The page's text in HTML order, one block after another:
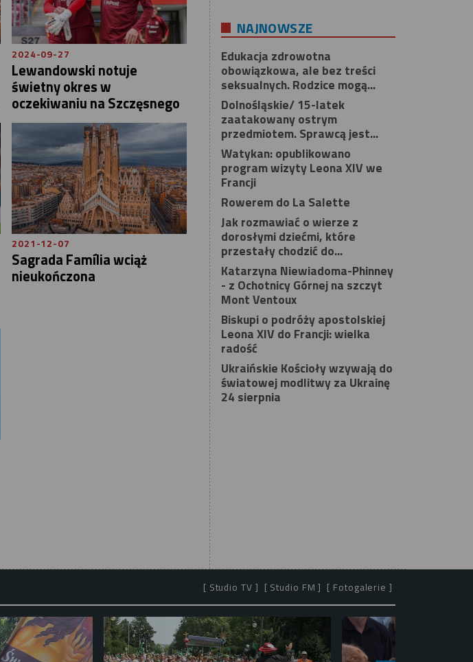
2024-09-27
Lewandowski notuje
świetny okres w
oczekiwaniu na Szczęsnego
2021-12-07
Sagrada Família wciąż
nieukończona
NAJNOWSZE
Edukacja zdrowotna
obowiązkowa, ale bez treści
seksualnych. Rodzice mogą...
Dolnośląskie/ 15-latek
zaatakowany ostrym
przedmiotem. Sprawcą jest...
Watykan: opublikowano
program wizyty Leona XIV we
Francji
Rowerem do La Salette
Jak rozmawiać o wierze z
dorosłymi dziećmi, które
przestały chodzić do...
Katarzyna Niewiadoma-Phinney
- z Ochotnicy Górnej na szczyt
Mont Ventoux
Biskupi o podróży apostolskiej
Leona XIV do Francji: wielka
radość
Ukraińskie Kościoły wzywają do
światowej modlitwy za Ukrainę
24 sierpnia
[ Studio TV ] [ Studio FM ] [ Fotogalerie ]